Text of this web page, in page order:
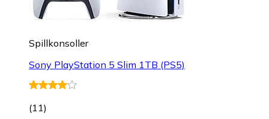
Spillkonsoller
Sony PlayStation 5 Slim 1TB (PS5)
(11)